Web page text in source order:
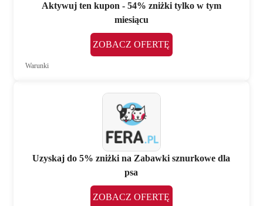
Aktywuj ten kupon - 54% zniżki tylko w tym
miesiącu
ZOBACZ OFERTĘ
Warunki
Uzyskaj do 5% zniżki na Zabawki sznurkowe dla
psa
ZOBACZ OFERTĘ